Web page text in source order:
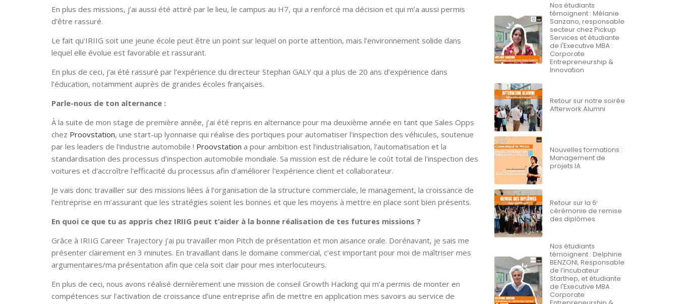
En plus des missions, j’ai aussi été attiré par le lieu, le campus au H7, qui a renforcé ma décision et qui m’a aussi permis
d’être rassuré.
Le fait qu’IRIIG soit une jeune école peut être un point sur lequel on porte attention, mais l’environnement solide dans
lequel elle évolue est favorable et rassurant.
En plus de ceci, j’ai été rassuré par l’expérience du directeur Stephan GALY qui a plus de 20 ans d’expérience dans
l’éducation, notamment auprès de grandes écoles françaises.
Parle-nous de ton alternance :
À la suite de mon stage de première année, j’ai été repris en alternance pour ma deuxième année en tant que Sales Opps
chez Proovstation, une start-up lyonnaise qui réalise des portiques pour automatiser l'inspection des véhicules, soutenue
par les leaders de l'industrie automobile ! Proovstation a pour ambition est l’industrialisation, l’automatisation et la
standardisation des processus d’inspection automobile mondiale. Sa mission est de réduire le coût total de l'inspection des
voitures et d'accroître l'efficacité du processus afin d’améliorer l'expérience client et collaborateur.
Je vais donc travailler sur des missions liées à l’organisation de la structure commerciale, le management, la croissance de
l’entreprise en m’assurant que les stratégies soient les bonnes et que les moyens à mettre en place sont bien présents.
En quoi ce que tu as appris chez IRIIG peut t’aider à la bonne réalisation de tes futures missions ?
Grâce à IRIIG Career Trajectory j’ai pu travailler mon Pitch de présentation et mon aisance orale. Dorénavant, je sais me
présenter clairement en 3 minutes. En travaillant dans le domaine commercial, c’est important pour moi de maîtriser mes
argumentaires/ma présentation afin que cela soit clair pour mes interlocuteurs.
En plus de ceci, nous avons réalisé dernièrement une mission de conseil Growth Hacking qui m’a permis de monter en
compétences sur l’activation de croissance d’une entreprise afin de mettre en application mes savoirs au service de
Nos étudiants
témoignent : Mélanie
Sanzano, responsable
secteur chez Pickup
Services et étudiante
de l'Executive MBA :
Corporate
Entrepreneurship &
Innovation
Retour sur notre soirée
Afterwork Alumni
Nouvelles formations :
Management de
projets IA
Retour sur la 6ᵉ
cérémonie de remise
des diplômes
Nos étudiants
témoignent : Delphine
BENZONI, Responsable
de l’incubateur
Starthep, et étudiante
de l'Executive MBA :
Corporate